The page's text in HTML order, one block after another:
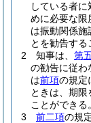
している者
めに必要な限
は振動関係施
とを勧告する
2
知事は、 第
の勧告に従わ
は前項の規定
ときは、期
ことができる。
3
前二項の規